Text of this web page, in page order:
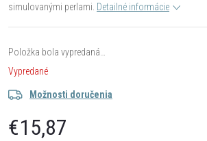
simulovanými perlami. Detailné informácie
Položka bola vypredaná…
Vypredané
Možnosti doručenia
€15,87